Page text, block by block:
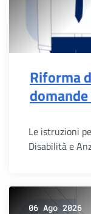
Riforma
Le istruzioni
Disabilità e
06 Ago 2026